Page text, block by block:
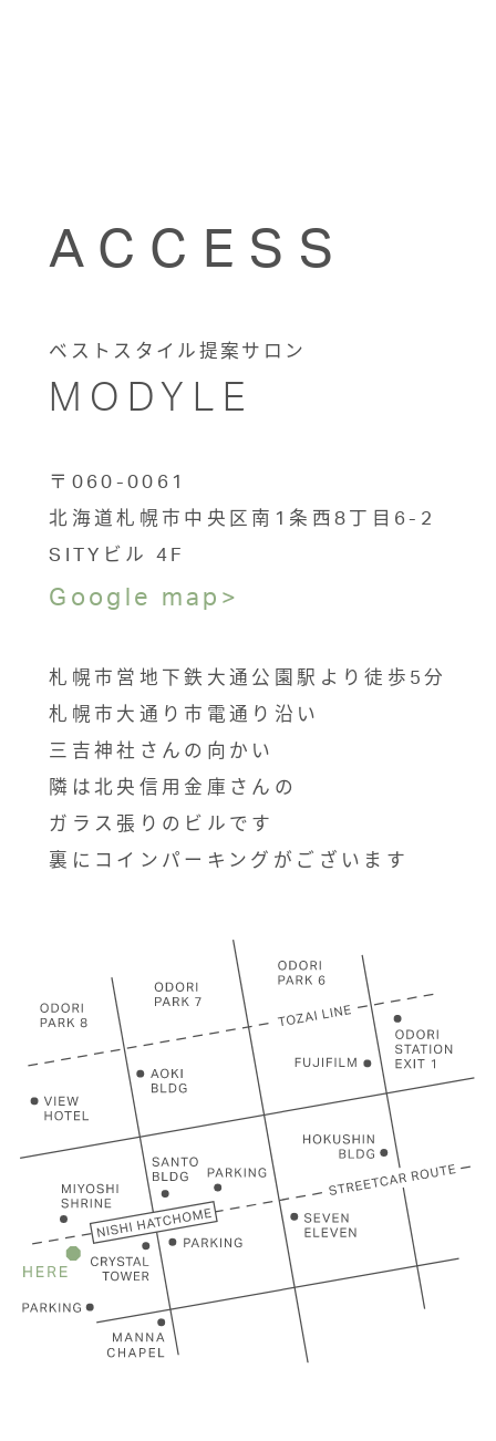
ACCESS
ベストスタイル提案サロン
MODYLE
〒060-0061
北海道札幌市中央区南1条西8丁目6-2
SITYビル 4F
Google map>
札幌市営地下鉄大通公園駅より徒歩5分
札幌市大通り市電通り沿い
三吉神社さんの向かい
隣は北央信用金庫さんの
ガラス張りのビルです
裏にコインパーキングがございます